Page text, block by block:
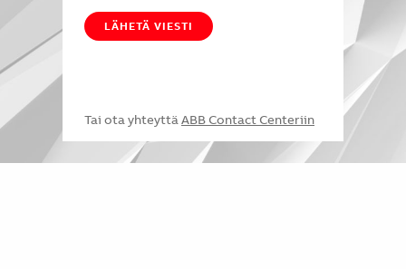
LÄHETÄ VIESTI
Tai ota yhteyttäABB Contact Centeriin